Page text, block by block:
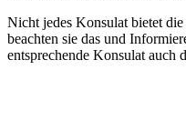
Nicht jedes Konsulat bietet
beachten sie das und
entsprechende Konsulat auch